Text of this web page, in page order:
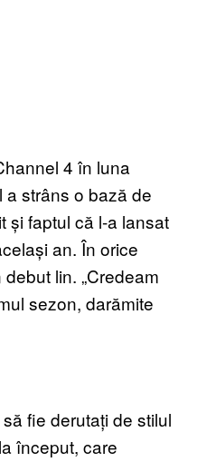
4 în luna
strâns o bază de
și faptul că l-a lansat
an. În orice
lin. „Credeam
sezon, darămite
fie derutați de stilul
început, care